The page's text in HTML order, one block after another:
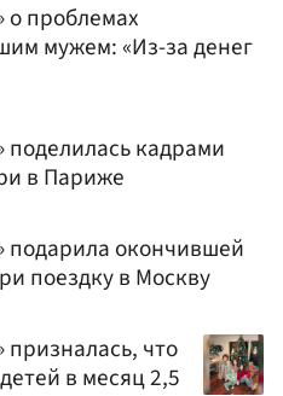
о проблемах
мужем: «Из-за денег
поделилась кадрами
в Париже
подарила окончившей
поездку в Москву
призналась, что
в месяц 2,5